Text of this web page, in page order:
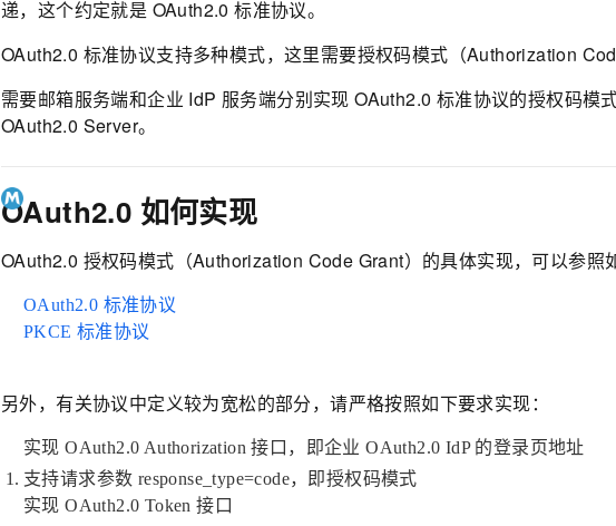
递，这个约定就是 OAuth2.0 标准协议。
OAuth2.0 标准协议支持多种模式，这里需要授权码模式（Authorization
需要邮箱服务端和企业 IdP 服务端分别实现 OAuth2.0 标准协议的授权码模
OAuth2.0 Server。
OAuth2.0 如何实现
OAuth2.0 授权码模式（Authorization Code Grant）的具体实现，可以参照
OAuth2.0 标准协议
PKCE 标准协议
另外，有关协议中定义较为宽松的部分，请严格按照如下要求实现：
实现 OAuth2.0 Authorization 接口，即企业 OAuth2.0 IdP 的登录页地址
支持请求参数 response_type=code，即授权码模式
实现 OAuth2.0 Token 接口